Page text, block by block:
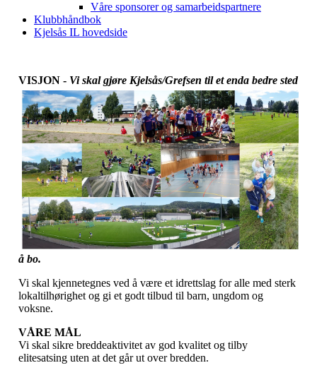
Våre sponsorer og samarbeidspartnere
Klubbhåndbok
Kjelsås IL hovedside
VISJON - Vi skal gjøre Kjelsås/Grefsen til et enda bedre sted
å bo.
Vi skal kjennetegnes ved å være et idrettslag for alle med sterk
lokaltilhørighet og gi et godt tilbud til barn, ungdom og
voksne.
VÅRE MÅL
Vi skal sikre breddeaktivitet av god kvalitet og tilby
elitesatsing uten at det går ut over bredden.